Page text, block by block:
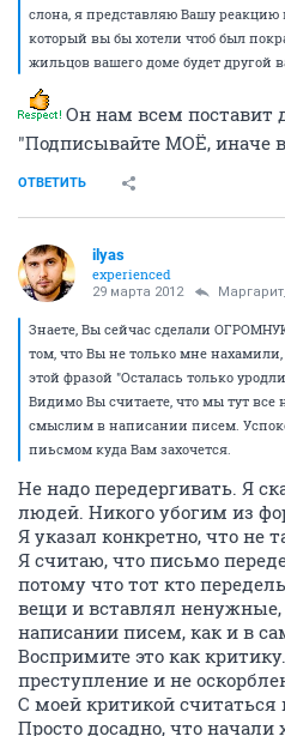
слона, я представляю Вашу
который вы бы хотели чтоб был
жильцов вашего доме будет другой
Он нам всем поставит
"Подписывайте МОЁ, иначе
ОТВЕТИТЬ
ilyas
experienced
29 марта 2012
Знаете, Вы сейчас сделали
том, что Вы не только мне
этой фразой "Осталась только
Видимо Вы считаете, что мы тут все
смыслим в написании писем.
пиьсмом куда Вам захочется.
Не надо передергивать. Я
людей. Никого убогим из
Я указал конкретно, что не
Я считаю, что письмо
потому что тот кто
вещи и вставлял ненужные,
написании писем, как и в
Воспримите это как
преступление и не
С моей критикой считаться
Просто досадно, что начали